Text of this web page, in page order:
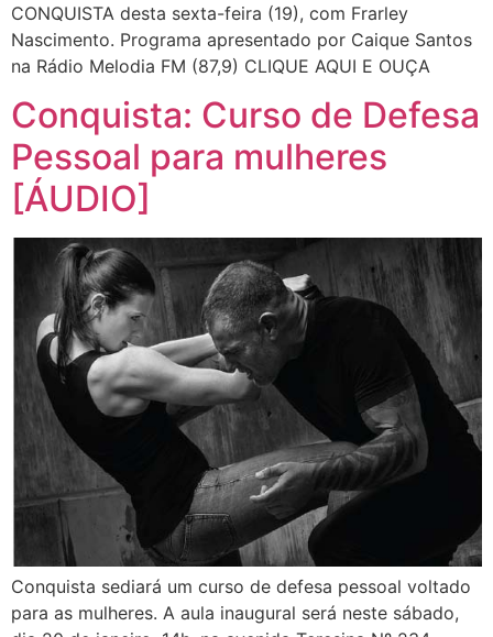
CONQUISTA desta sexta-feira (19), com Frarley
Nascimento. Programa apresentado por Caique Santos
na Rádio Melodia FM (87,9) CLIQUE AQUI E OUÇA
Conquista: Curso de Defesa
Pessoal para mulheres
[ÁUDIO]
Conquista sediará um curso de defesa pessoal voltado
para as mulheres. A aula inaugural será neste sábado,